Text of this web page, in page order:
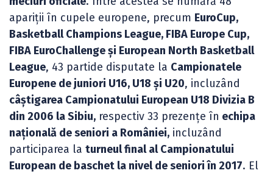
apariții în cupele europene, precum EuroCup,
Basketball Champions League, FIBA Europe Cup,
FIBA EuroChallenge și European North Basketball
League, 43 partide disputate la Campionatele
Europene de juniori U16, U18 și U20, incluzând
câștigarea Campionatului European U18 Divizia B
din 2006 la Sibiu, respectiv 33 prezențe în echipa
națională de seniori a României, incluzând
participarea la turneul final al Campionatului
European de baschet la nivel de seniori în 2017. El